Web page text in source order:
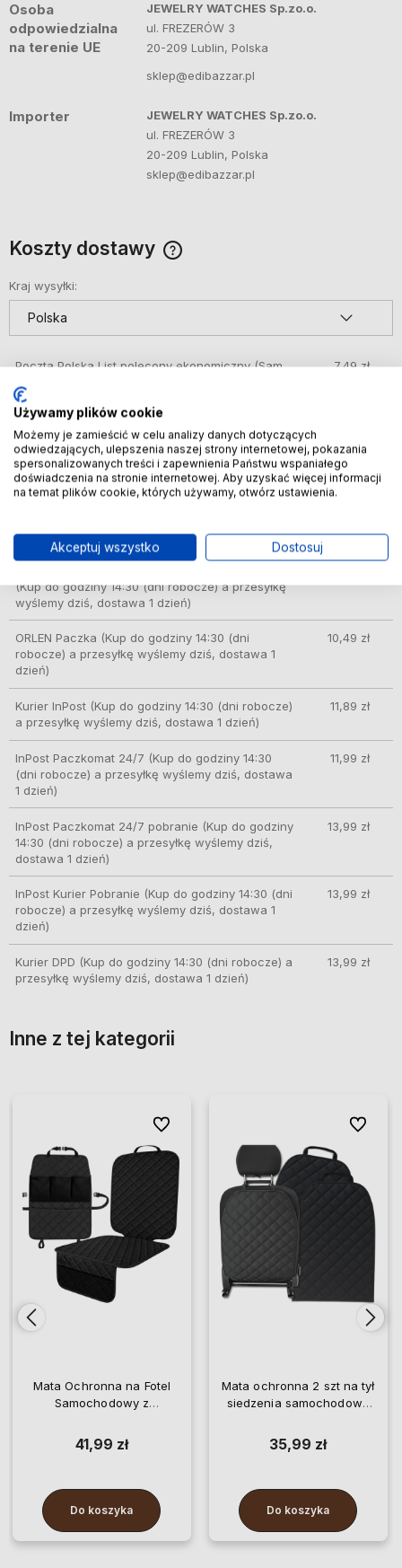
Osoba
odpowiedzialna
na terenie UE
JEWELRY WATCHES Sp.zo.o.
ul. FREZERÓW 3
20-209 Lublin, Polska
sklep@edibazzar.pl
Importer
JEWELRY WATCHES Sp.zo.o.
ul. FREZERÓW 3
20-209 Lublin, Polska
sklep@edibazzar.pl
Koszty dostawy
Kraj wysyłki:
Poczta Polska List polecony ekonomiczny(Sam
7,49 zł
DPD automat paczkowy(Kup do godziny 14:30
(dni robocze) a przesyłkę wyślemy dziś, dostawa
1 dzień)
GLS – doręczenie do automatów Orlen Paczka,
sklepów Żabka i innych
(Kup do godziny 14:30
1 dzień)
8,49 zł
(Kup do godziny 14:30 (dni robocze) a przesyłkę
wyślemy dziś, dostawa 1 dzień)
ORLEN Paczka (Kup do godziny 14:30 (dni
robocze) a przesyłkę wyślemy dziś, dostawa 1
dzień)
10,49 zł
Kurier InPost(Kup do godziny 14:30 (dni robocze)
a przesyłkę wyślemy dziś, dostawa 1 dzień)
11,89 zł
InPost Paczkomat 24/7 (Kup do godziny 14:30
(dni robocze) a przesyłkę wyślemy dziś, dostawa
1 dzień)
11,99 zł
InPost Paczkomat 24/7 pobranie (Kup do godziny
14:30 (dni robocze) a przesyłkę wyślemy dziś,
dostawa 1 dzień)
13,99 zł
InPost Kurier Pobranie (Kup do godziny 14:30 (dni
robocze) a przesyłkę wyślemy dziś, dostawa 1
dzień)
13,99 zł
Kurier DPD (Kup do godziny 14:30 (dni robocze) a
przesyłkę wyślemy dziś, dostawa 1 dzień)
13,99 zł
Inne z tej kategorii
Mata Ochronna na Fotel
Samochodowy z
41,99 zł
Do koszyka
Do ulubionych
Do ulubionych
Mata ochronna 2 szt na tył
siedzenia samochodowe
35,99 zł
Do koszyka
Do
Do
Używamy plików cookie
Możemy je zamieścić w celu analizy danych dotyczących
odwiedzających, ulepszenia naszej strony internetowej, pokazania
spersonalizowanych treści i zapewnienia Państwu wspaniałego
doświadczenia na stronie internetowej. Aby uzyskać więcej informacji
na temat plików cookie, których używamy, otwórz ustawienia.
Akceptuj wszystko Dostosuj